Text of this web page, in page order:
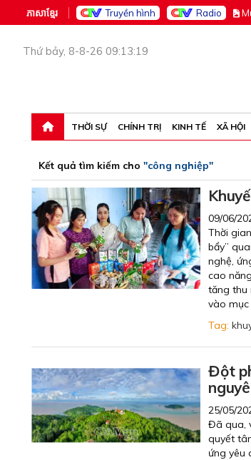
ភាសាខ្មែរ Truyền hình Radio M
Thứ bảy, 8-8-26 09:13:19
THỜI SỰ CHÍNH TRỊ KINH TẾ XÃ HỘI
Kết quả tìm kiếm cho "công nghiệp"
09/06/
Thời
bẩy”
nghệ,
cao
tăng thu
vào mục
Tag:
Đột
25/05/
Đã qua,
quyết
ứng yêu